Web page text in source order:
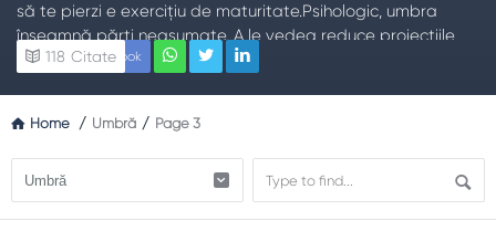
să te pierzi e exercițiu de maturitate.Psihologic, umbra
înseamnă părți neasumate. A le vedea reduce proiecțiile
asupra altora. Curajul nu e numai lumină, ci și coborâre în
spectacol, ci control public.Ecologic, umbra este necesară
vieții: răcoare, echilibru, alternanță. Excesul de lumină arde.
Măsura este virtute practicată.Arta folosește contrastul
lumină–umbră pentru profunzime. La fel, viața capătă relief
Facebook
118 Citate
Home / Umbră / Page 3